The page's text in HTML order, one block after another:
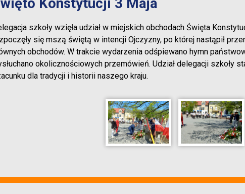
szkoły wzięła udział w miejskich obchodach Święta
się mszą świętą w intencji Ojczyzny, po której nastąpił
obchodów. W trakcie wydarzenia odśpiewano hymn
okolicznościowych przemówień. Udział delegacji szkoły
dla tradycji i historii naszego kraju.